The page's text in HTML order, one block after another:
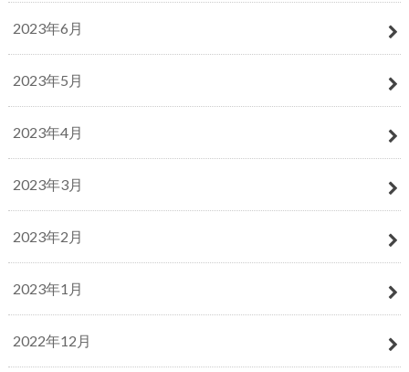
2023年6月
2023年5月
2023年4月
2023年3月
2023年2月
2023年1月
2022年12月